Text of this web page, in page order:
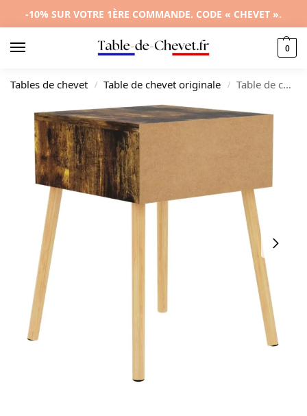
-10% SUR VOTRE 1ÈRE COMMANDE. CODE « CHEVET ».
0
Tables de chevet / Table de chevet originale / Table de chevet chêne design original tiroir coulissant, 40x40x56cm